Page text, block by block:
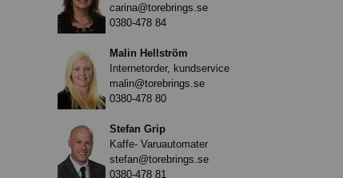
carina@torebrings.se
0380-478 84
Malin Hellström
Internetorder, kundservice
malin@torebrings.se
0380-478 80
Stefan Grip
Kaffe- Varuautomater
stefan@torebrings.se
0380-478 81